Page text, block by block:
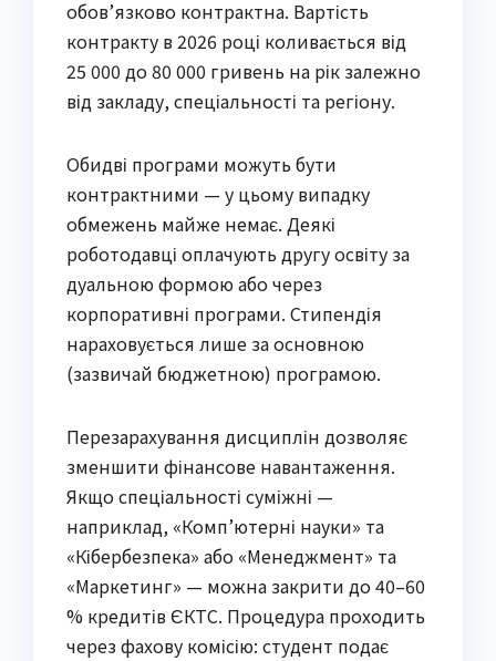
обов’язково контрактна. Вартість
контракту в 2026 році коливається від
25 000 до 80 000 гривень на рік залежно
від закладу, спеціальності та регіону.
Обидві програми можуть бути
контрактними — у цьому випадку
обмежень майже немає. Деякі
роботодавці оплачують другу освіту за
дуальною формою або через
корпоративні програми. Стипендія
нараховується лише за основною
(зазвичай бюджетною) програмою.
Перезарахування дисциплін дозволяє
зменшити фінансове навантаження.
Якщо спеціальності суміжні —
наприклад, «Комп’ютерні науки» та
«Кібербезпека» або «Менеджмент» та
«Маркетинг» — можна закрити до 40–60
% кредитів ЄКТС. Процедура проходить
через фахову комісію: студент подає